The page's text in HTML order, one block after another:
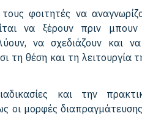
φοιτητές να
να ξέρουν πριν
να σχεδιάζουν και να
τη θέση και τη λειτουργία
και την
οι μορφές